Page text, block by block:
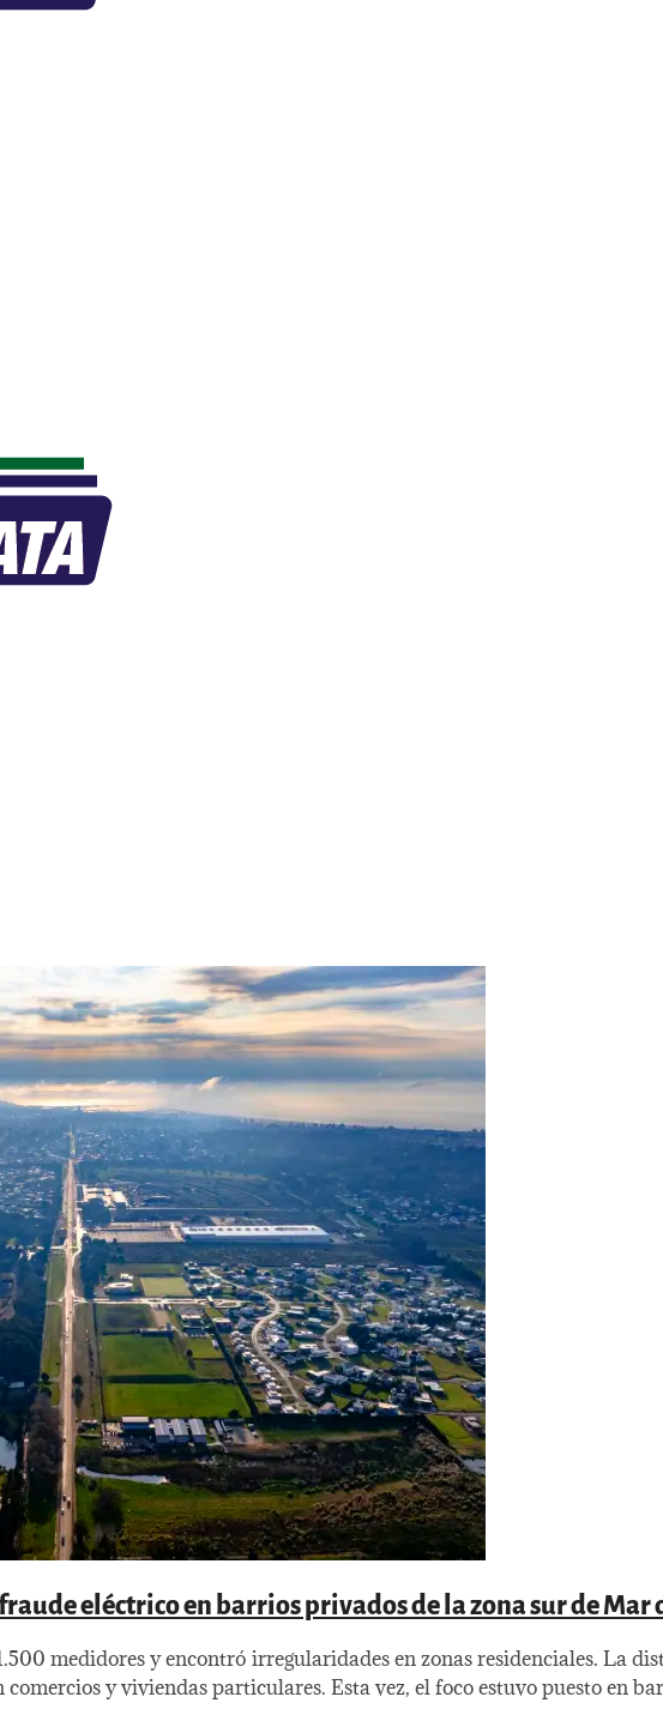
eléctrico en barrios privados de la zona sur de Mar
medidores y encontró irregularidades en zonas residenciales. La
y viviendas particulares. Esta vez, el foco estuvo puesto en